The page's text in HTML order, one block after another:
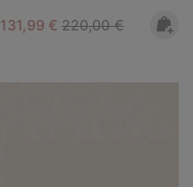
Sale price:
131,99 € Regular price:
220,00 €